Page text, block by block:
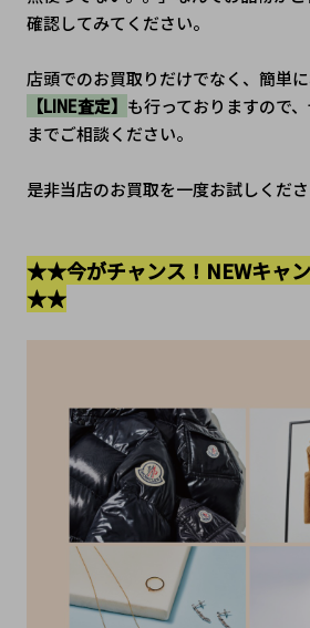
確認してみてください。
店頭でのお買取りだけでなく、簡単
【LINE査定】 も行っておりますので
までご相談ください。
是非当店のお買取を一度お試しくださ
★★今がチャンス！NEWキャ
★★